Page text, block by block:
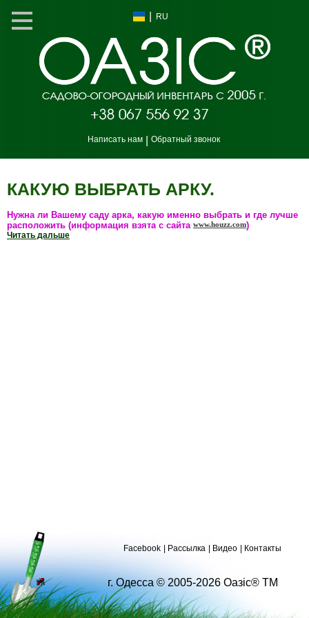
RU
Написать нам Обратный звонок
КАКУЮ ВЫБРАТЬ АРКУ.
Нужна ли Вашему саду арка, какую именно выбрать и где лучше
расположить (информация взята с сайта www.houzz.com)
Читать дальше
Facebook Рассылка Видео Контакты
г. Одесса © 2005-2026 Оазіс® ТМ